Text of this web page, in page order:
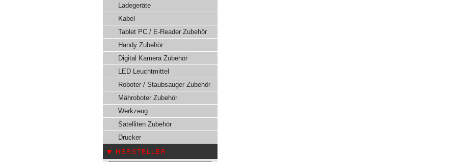
Ladegeräte
Kabel
Tablet PC / E-Reader Zubehör
Handy Zubehör
Digital Kamera Zubehör
LED Leuchtmittel
Roboter / Staubsauger Zubehör
Mähroboter Zubehör
Werkzeug
Satelliten Zubehör
Drucker
HERSTELLER